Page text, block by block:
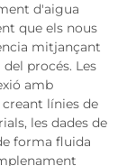
d'aigua
que els nous
mitjançant
procés. Les
amb
línies de
les dades de
forma fluida